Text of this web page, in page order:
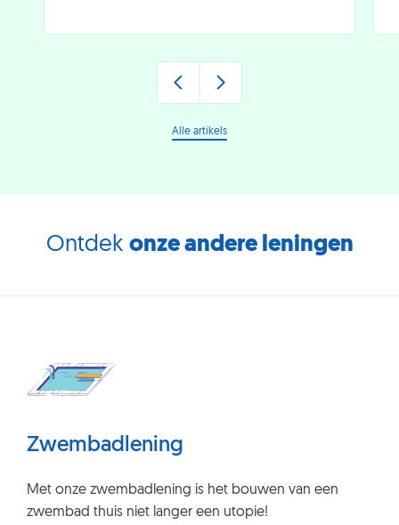
50-
Alle artikels
Ontdek onze andere leningen
Zwembadlening
Met onze zwembadlening is het bouwen van een
zwembad thuis niet langer een utopie!